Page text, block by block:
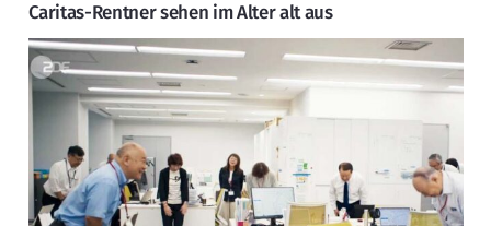
Caritas-Rentner sehen im Alter alt aus